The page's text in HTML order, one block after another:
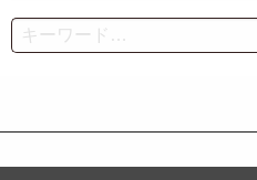
カ
イ
Search